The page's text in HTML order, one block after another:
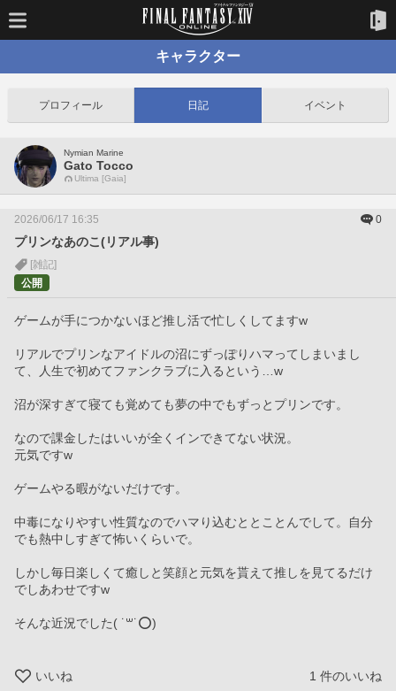
キャラクター
プロフィール 日記 イベント
Nymian Marine
Gato Tocco
Ultima [Gaia]
2026/06/17 16:35 0
プリンなあのこ(リアル事)
[雑記]
公開
ゲームが手につかないほど推し活で忙しくしてますw
リアルでプリンなアイドルの沼にずっぽりハマってしまいまし
て、人生で初めてファンクラブに入るという…w
沼が深すぎて寝ても覚めても夢の中でもずっとプリンです。
なので課金したはいいが全くインできてない状況。
元気ですw
ゲームやる暇がないだけです。
中毒になりやすい性質なのでハマり込むととことんでして。自分
でも熱中しすぎて怖いくらいで。
しかし毎日楽しくて癒しと笑顔と元気を貰えて推しを見てるだけ
でしあわせですw
そんな近況でした( ˙꒳​˙⭕️)
いいね 1 件のいいね